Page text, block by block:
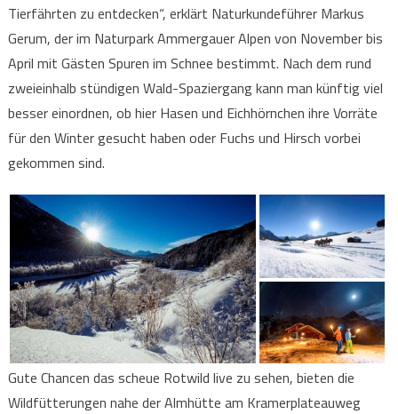
Tierfährten zu entdecken“, erklärt Naturkundeführer Markus
Gerum, der im Naturpark Ammergauer Alpen von November bis
April mit Gästen Spuren im Schnee bestimmt. Nach dem rund
zweieinhalb stündigen Wald-Spaziergang kann man künftig viel
besser einordnen, ob hier Hasen und Eichhörnchen ihre Vorräte
für den Winter gesucht haben oder Fuchs und Hirsch vorbei
gekommen sind.
Gute Chancen das scheue Rotwild live zu sehen, bieten die
Wildfütterungen nahe der Almhütte am Kramerplateauweg